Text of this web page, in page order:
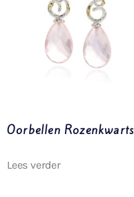
Oorbellen Rozenkwarts
Lees verder